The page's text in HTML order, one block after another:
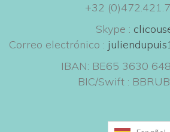
+32
Skype :
Correo electrónico :
IBAN: BE65 3630
BIC/Swift :